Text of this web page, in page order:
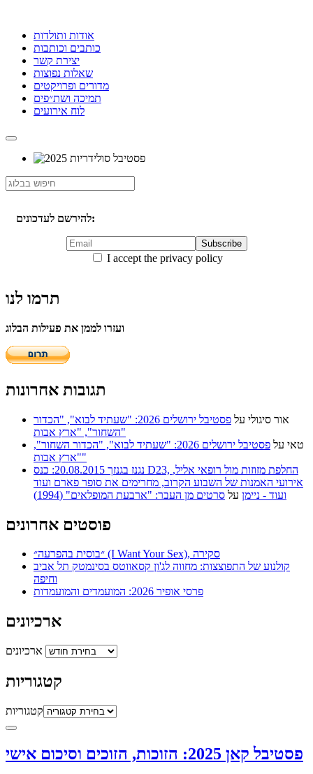
אודות ותולדות
כותבים וכותבות
יצירת קשר
שאלות נפוצות
מדורים ופרויקטים
תמיכה ושת״פים
לוח אירועים
להירשם לעדכונים:
I accept the privacy policy
תרמו לנו
ועזרו לממן את פעילות הבלוג
תגובות אחרונות
אור סיגולי על
פסטיבל ירושלים 2026: "שעתיד לבוא", "הכדור
השחור", "ארץ אבות"
טאי על
פסטיבל ירושלים 2026: "שעתיד לבוא", "הכדור השחור",
"ארץ אבות"
נגנז בגנזך 20.08.2015: כנס D23, החלפת מזוזות מול רופאי אליל,
אירועי האמנות של השבוע הקרוב, מחרימים את סופר פארם ועוד
ועוד - ניימן על סרטים מן העבר: "ארבעת המופלאים" (1994)
פוסטים אחרונים
״בוסית בהפרעה״ (I Want Your Sex), סקירה
קולנוע של התפוצצות: מחווה לג'ון קסאווטס בסינמטק תל אביב
וחיפה
פרסי אופיר 2026: המועמדים והמועמדות
ארכיונים
ארכיונים
קטגוריות
קטגוריות
פסטיבל קאן 2025: הזוכות, הזוכים וסיכום אישי